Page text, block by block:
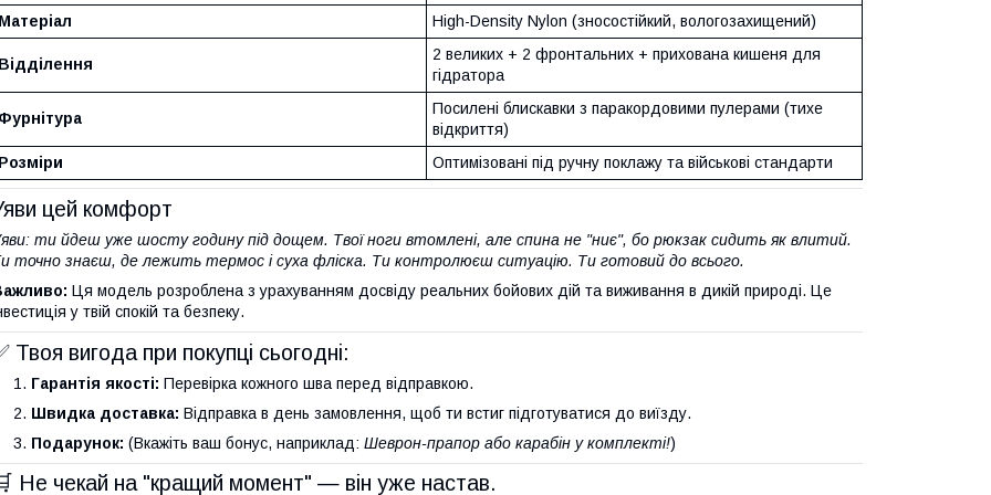
Матеріал
High-Density Nylon (зносостійкий, вологозахищений)
Відділення
2 великих + 2 фронтальних + прихована кишеня для
гідратора
Фурнітура
Посилені блискавки з паракордовими пулерами (тихе
відкриття)
Розміри
Оптимізовані під ручну поклажу та військові стандарти
цей комфорт
ти йдеш уже шосту годину під дощем. Твої ноги втомлені, але спина не "ниє", бо рюкзак сидить як влитий.
точно знаєш, де лежить термос і суха фліска. Ти контролюєш ситуацію. Ти готовий до всього.
Ця модель розроблена з урахуванням досвіду реальних бойових дій та виживання в дикій природі. Це
у твій спокій та безпеку.
Твоя вигода при покупці сьогодні:
Гарантія якості: Перевірка кожного шва перед відправкою.
Швидка доставка: Відправка в день замовлення, щоб ти встиг підготуватися до виїзду.
Подарунок: (Вкажіть ваш бонус, наприклад: Шеврон-прапор або карабін у комплекті!)
Не чекай на "кращий момент" — він уже настав.